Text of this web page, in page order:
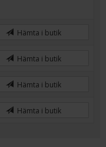
Hämta i butik
Hämta i butik
Hämta i butik
Hämta i butik